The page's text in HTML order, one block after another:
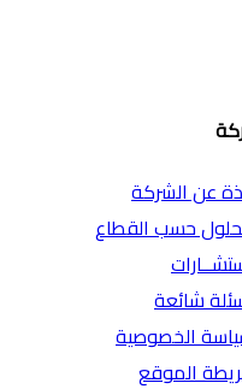
عن الشركة
حسب القطاع
شائعة
الخصوصية
الموقع